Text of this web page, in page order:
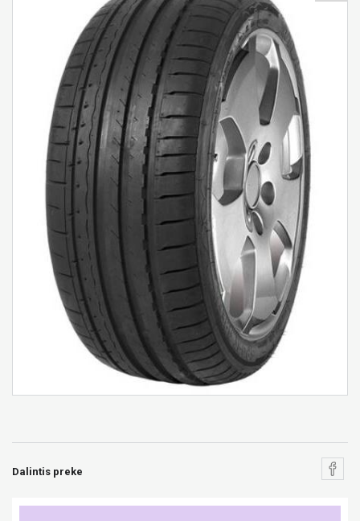
Dalintis preke